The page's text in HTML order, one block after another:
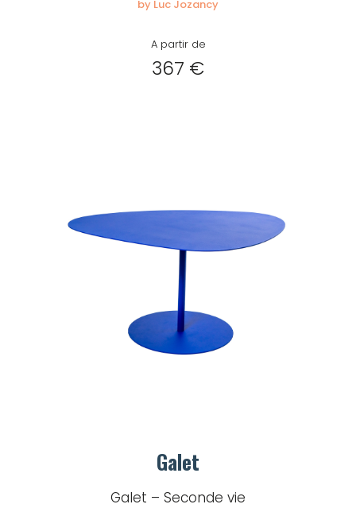
by Luc Jozancy
A partir de
367 €
Galet
Galet – Seconde vie